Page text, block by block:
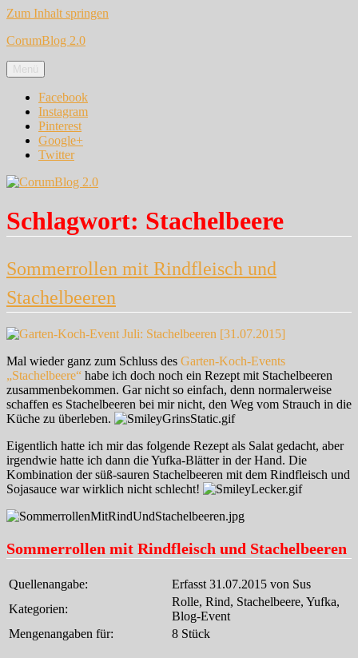
Zum Inhalt springen
CorumBlog 2.0
Menü
Facebook
Instagram
Pinterest
Google+
Twitter
Schlagwort: Stachelbeere
Sommerrollen mit Rindfleisch und
Stachelbeeren
Mal wieder ganz zum Schluss des Garten-Koch-Events
„Stachelbeere“ habe ich doch noch ein Rezept mit Stachelbeeren
zusammenbekommen. Gar nicht so einfach, denn normalerweise
schaffen es Stachelbeeren bei mir nicht, den Weg vom Strauch in die
Küche zu überleben.
Eigentlich hatte ich mir das folgende Rezept als Salat gedacht, aber
irgendwie hatte ich dann die Yufka-Blätter in der Hand. Die
Kombination der süß-sauren Stachelbeeren mit dem Rindfleisch und
Sojasauce war wirklich nicht schlecht!
Sommerrollen mit Rindfleisch und Stachelbeeren
Quellenangabe:
Erfasst 31.07.2015 von Sus
Kategorien:
Rolle, Rind, Stachelbeere, Yufka,
Blog-Event
Mengenangaben für:
8 Stück